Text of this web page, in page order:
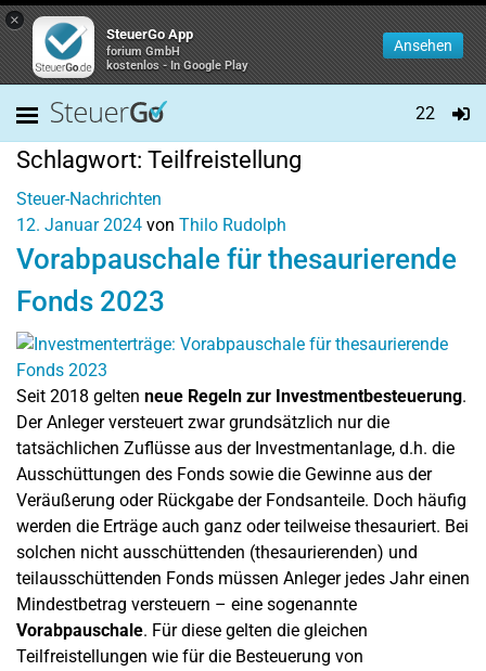
×
SteuerGo App
forium GmbH
kostenlos - In Google Play
Ansehen
22
Schlagwort: Teilfreistellung
Steuer-Nachrichten
12. Januar 2024 von Thilo Rudolph
Vorabpauschale für thesaurierende
Fonds 2023
Seit 2018 gelten neue Regeln zur Investmentbesteuerung.
Der Anleger versteuert zwar grundsätzlich nur die
tatsächlichen Zuflüsse aus der Investmentanlage, d.h. die
Ausschüttungen des Fonds sowie die Gewinne aus der
Veräußerung oder Rückgabe der Fondsanteile. Doch häufig
werden die Erträge auch ganz oder teilweise thesauriert. Bei
solchen nicht ausschüttenden (thesaurierenden) und
teilausschüttenden Fonds müssen Anleger jedes Jahr einen
Mindestbetrag versteuern – eine sogenannte
Vorabpauschale. Für diese gelten die gleichen
Teilfreistellungen wie für die Besteuerung von